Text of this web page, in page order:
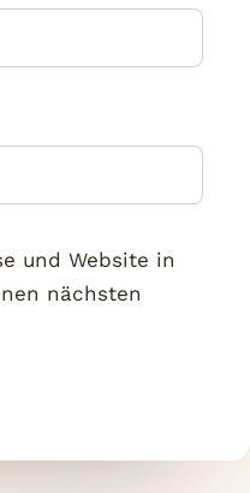
und Website in
nächsten